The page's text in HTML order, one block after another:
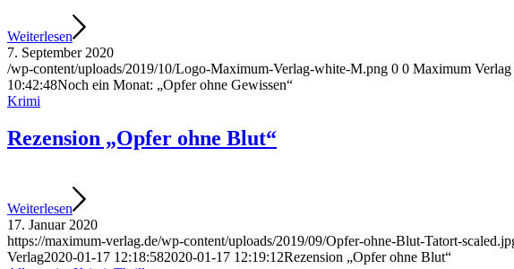
Weiterlesen
7. September 2020
/wp-content/uploads/2019/10/Logo-Maximum-Verlag-white-M.png 0 0 Maximum Verlag
10:42:48Noch ein Monat: „Opfer ohne Gewissen“
Krimi
Rezension „Opfer ohne Blut“
Weiterlesen
17. Januar 2020
https://maximum-verlag.de/wp-content/uploads/2019/09/Opfer-ohne-Blut-Tatort-
Verlag2020-01-17 12:18:582020-01-17 12:19:12Rezension „Opfer ohne Blut“